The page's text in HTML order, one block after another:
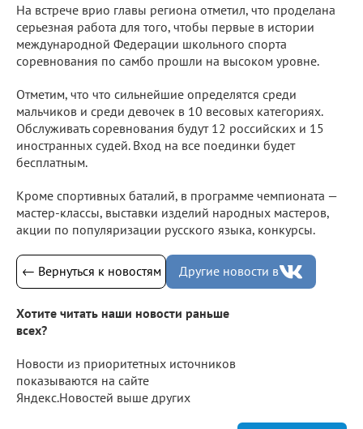
На встрече врио главы региона отметил, что проделана
серьезная работа для того, чтобы первые в истории
международной Федерации школьного спорта
соревнования по самбо прошли на высоком уровне.
Отметим, что что сильнейшие определятся среди
мальчиков и среди девочек в 10 весовых категориях.
Обслуживать соревнования будут 12 российских и 15
иностранных судей. Вход на все поединки будет
бесплатным.
Кроме спортивных баталий, в программе чемпионата —
мастер-классы, выставки изделий народных мастеров,
акции по популяризации русского языка, конкурсы.
← Вернуться к новостям Другие новости в
Хотите читать наши новости раньше
всех?
Новости из приоритетных источников
показываются на сайте
Яндекс.Новостей выше других